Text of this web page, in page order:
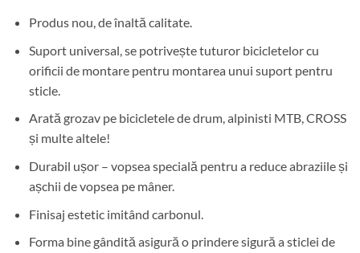
Produs nou, de înaltă calitate.
Suport universal, se potrivește tuturor bicicletelor cu
orificii de montare pentru montarea unui suport pentru
sticle.
Arată grozav pe bicicletele de drum, alpinisti MTB, CROSS
și multe altele!
Durabil ușor – vopsea specială pentru a reduce abraziile și
așchii de vopsea pe mâner.
Finisaj estetic imitând carbonul.
Forma bine gândită asigură o prindere sigură a sticlei de